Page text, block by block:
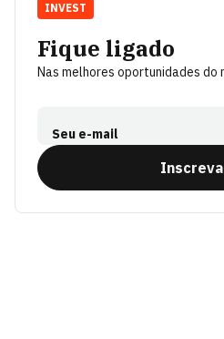
Fique ligado
Nas melhores oportunidades do
Seu e-mail
INVEST